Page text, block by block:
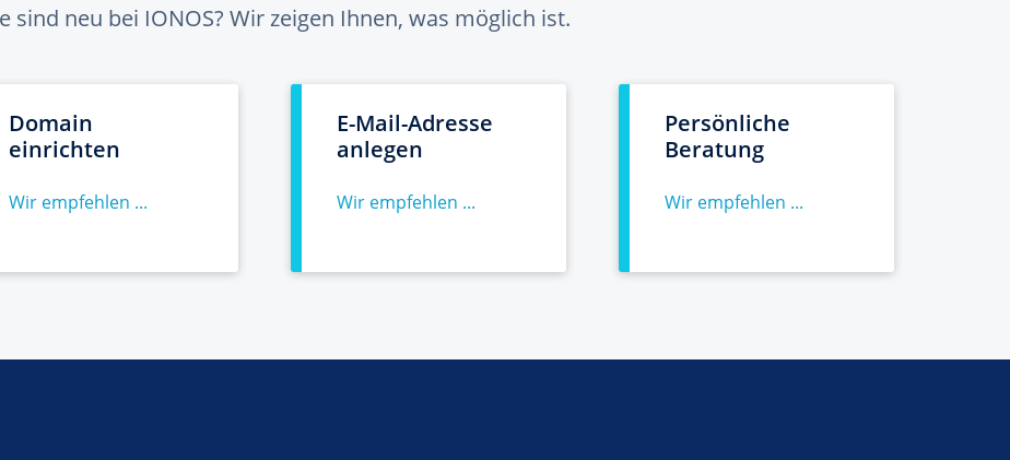
sind neu bei IONOS? Wir zeigen Ihnen, was möglich ist.
Domain
einrichten
Wir empfehlen ...
E-Mail-Adresse
anlegen
Wir empfehlen ...
Persönliche
Beratung
Wir empfehlen ...